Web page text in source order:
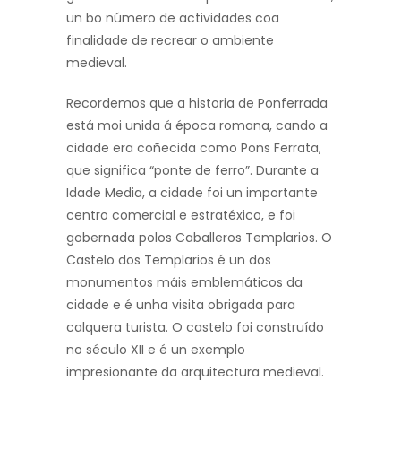
un bo número de actividades coa
finalidade de recrear o ambiente
medieval.
Recordemos que a historia de Ponferrada
está moi unida á época romana, cando a
cidade era coñecida como Pons Ferrata,
que significa “ponte de ferro”. Durante a
Idade Media, a cidade foi un importante
centro comercial e estratéxico, e foi
gobernada polos Caballeros Templarios. O
Castelo dos Templarios é un dos
monumentos máis emblemáticos da
cidade e é unha visita obrigada para
calquera turista. O castelo foi construído
no século XII e é un exemplo
impresionante da arquitectura medieval.